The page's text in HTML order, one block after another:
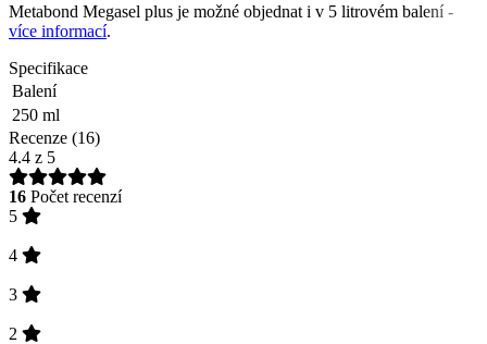
Metabond Megasel plus je možné objednat i v 5 litrovém balení -
více informací.
Specifikace
Balení
250 ml
Recenze (16)
4.4 z 5
16 Počet recenzí
5
4
3
2